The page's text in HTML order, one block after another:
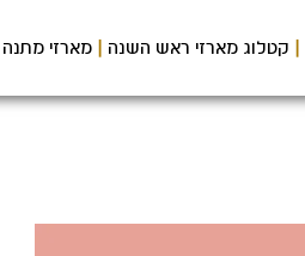
קטלוג מארזי ראש השנה מארזי מתנה